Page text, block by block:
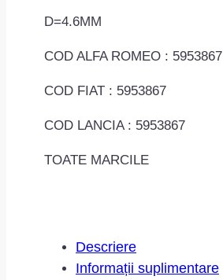
D4.6mm
D=4.6MM
COD ALFA ROMEO : 5953867
COD FIAT : 5953867
COD LANCIA : 5953867
TOATE MARCILE
Descriere
Informații suplimentare